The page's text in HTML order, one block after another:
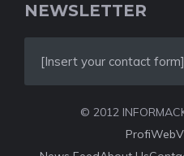
NEWSLETTER
[Insert your contact form]
© 2012